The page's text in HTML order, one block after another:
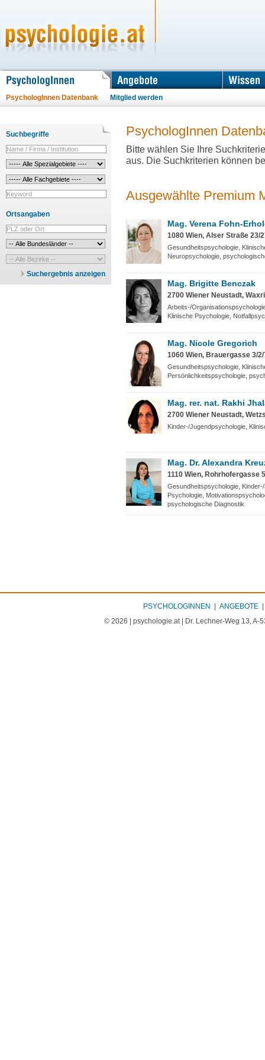
PsychologInnen Datenbank Mitglied werden
Suchbegriffe
Ortsangaben
Suchergebnis anzeigen
PsychologInnen
Bitte wählen Sie Ihre
aus. Die Suchkriterien können
Ausgewählte Premium
Mag. Verena Fohn-
1080 Wien, Alser Straße 23/
Gesundheitspsychologie,
Neuropsychologie,
Mag. Brigitte Benczak
2700 Wiener Neustadt,
Arbeits-/
Klinische Psychologie,
Mag. Nicole Gregorich
1060 Wien, Brauergasse 3/2/
Gesundheitspsychologie,
Persönlichkeitspsychologie,
Mag. rer. nat. Rakhi
2700 Wiener Neustadt,
Kinder-/Jugendpsychologie,
Mag. Dr. Alexandra
1110 Wien, Rohrhofergasse
Gesundheitspsychologie,
Psychologie,
psychologische Diagnostik
PSYCHOLOGINNEN ANGEBOTE
© 2026 | psychologie.at | Dr. Lechner-Weg 13,